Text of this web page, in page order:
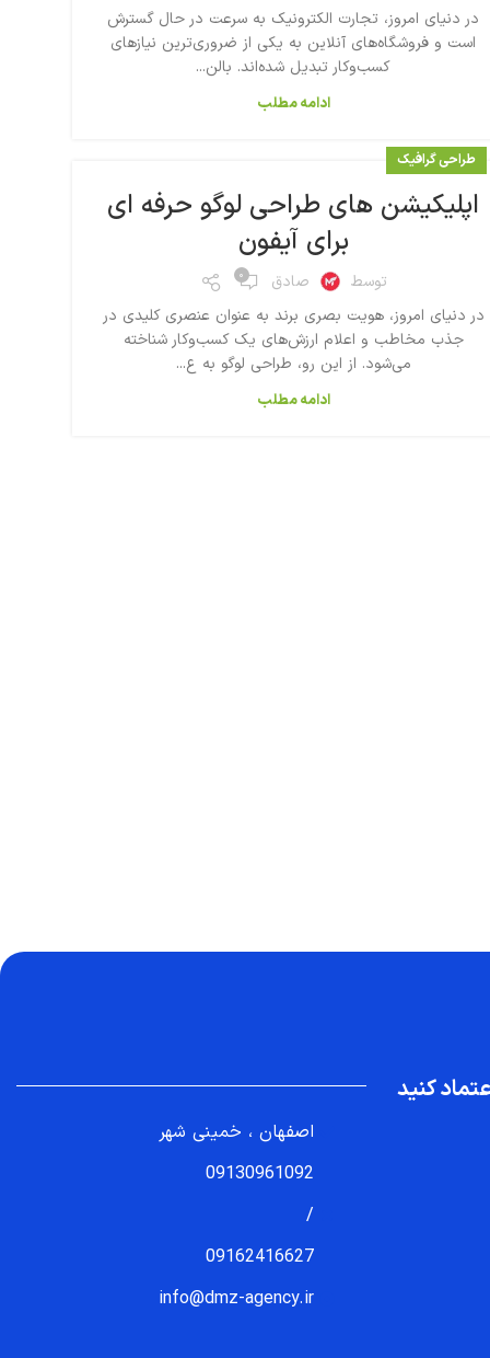
در دنیای امروز، تجارت الکترونیک به سرعت در حال گسترش
است و فروشگاه‌های آنلاین به یکی از ضروری‌ترین نیازهای
کسب‌وکار تبدیل شده‌اند. بالن...
ادامه مطلب
طراحی گرافیک
اپلیکیشن های طراحی لوگو حرفه ای
برای آیفون
توسط صادق ۰
در دنیای امروز، هویت بصری برند به عنوان عنصری کلیدی در
جذب مخاطب و اعلام ارزش‌های یک کسب‌وکار شناخته
می‌شود. از این رو، طراحی لوگو به ع...
ادامه مطلب
کنید
اصفهان ، خمینی شهر
09130961092
/
09162416627
info@dmz-agency.ir